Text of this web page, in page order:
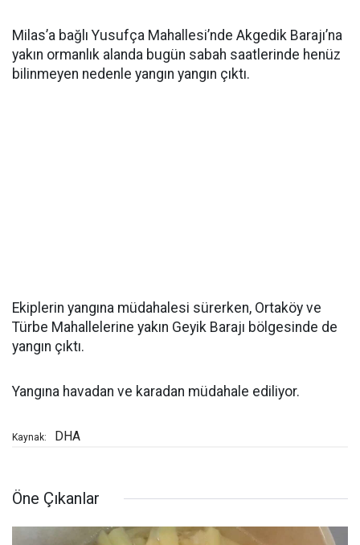
Milas’a bağlı Yusufça Mahallesi’nde Akgedik Barajı’na
yakın ormanlık alanda bugün sabah saatlerinde henüz
bilinmeyen nedenle yangın yangın çıktı.
Ekiplerin yangına müdahalesi sürerken, Ortaköy ve
Türbe Mahallelerine yakın Geyik Barajı bölgesinde de
yangın çıktı.
Yangına havadan ve karadan müdahale ediliyor.
Kaynak: DHA
Öne Çıkanlar